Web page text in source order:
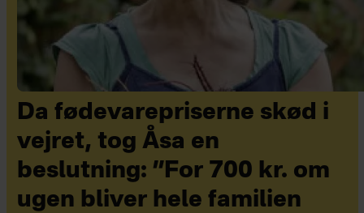
Da fødevarepriserne skød i
vejret, tog Åsa en
beslutning: ”For 700 kr. om
ugen bliver hele familien